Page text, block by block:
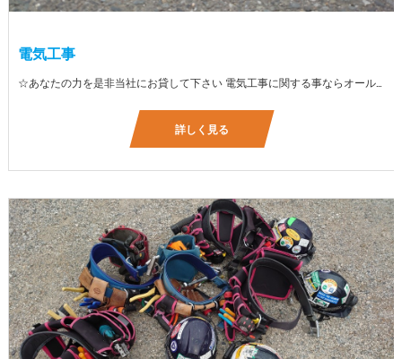
電気工事
☆あなたの力を是非当社にお貸して下さい 電気工事に関する事ならオールマイティに対応しております（室内配線・室外配線、スイッチコンセント取付け、照明器具取付け、配電盤取付け、エアコン取付け、LANケーブル配線、アンテナ取付けなど） 【工具支給致します】 また新品工具と新品作業服を完全支給を致します。 高品質の作業服と工具入社してくれた方には支給致します♪
詳しく見る